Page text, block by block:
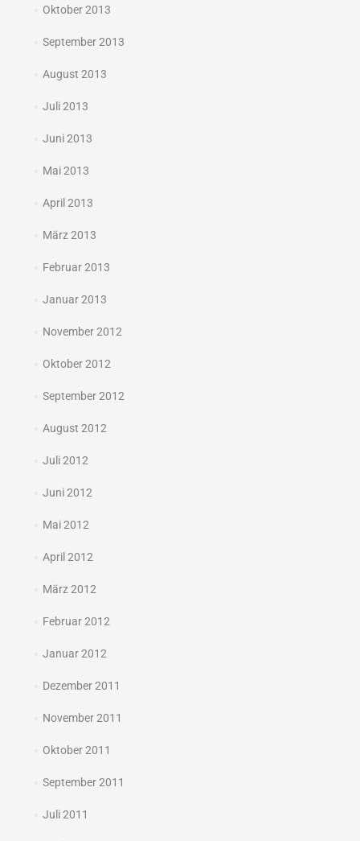
Oktober 2013
September 2013
August 2013
Juli 2013
Juni 2013
Mai 2013
April 2013
März 2013
Februar 2013
Januar 2013
November 2012
Oktober 2012
September 2012
August 2012
Juli 2012
Juni 2012
Mai 2012
April 2012
März 2012
Februar 2012
Januar 2012
Dezember 2011
November 2011
Oktober 2011
September 2011
Juli 2011